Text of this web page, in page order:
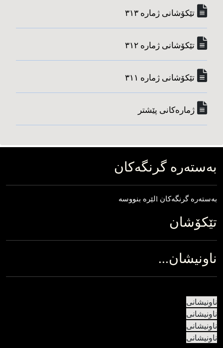
تێکۆشانی ژماره‌ ٣١٣
تێکۆشانی ژماره‌ ٣١٢
تێکۆشانی ژماره‌ ٣١١
ژماره‌کانی پێشتر
به‌سته‌ره‌ گرنگه‌کان
به‌‌‌سته‌‌‌ره‌‌‌ گرنگه‌‌‌کان lلێره‌‌‌ بنووسه
تێکۆشان
ناونیشان...
ناونیشانی
ناونیشانی
ناونیشانی
ناونیشانی